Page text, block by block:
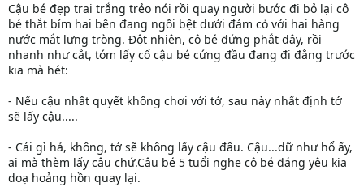
Cậu bé đẹp trai trắng trẻo nói rồi quay người bước đi bỏ lại cô
bé thắt bím hai bên đang ngồi bệt dưới đám cỏ với hai hàng
nước mắt lưng tròng. Đột nhiên, cô bé đứng phắt dậy, rồi
nhanh như cắt, tóm lấy cổ cậu bé cứng đầu đang đi đằng trước
kia mà hét:
- Nếu cậu nhất quyết không chơi với tớ, sau này nhất định tớ
sẽ lấy cậu.....
- Cái gì hả, không, tớ sẽ không lấy cậu đâu. Cậu...dữ như hổ ấy,
ai mà thèm lấy cậu chứ.Cậu bé 5 tuổi nghe cô bé đáng yêu kia
doạ hoảng hồn quay lại.